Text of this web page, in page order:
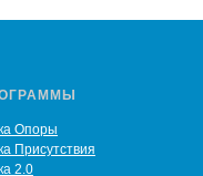
Опоры
Присутствия
2.0